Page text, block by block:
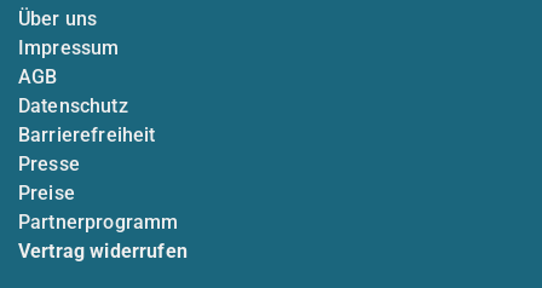
Über uns
Impressum
AGB
Datenschutz
Barrierefreiheit
Presse
Preise
Partnerprogramm
Vertrag widerrufen